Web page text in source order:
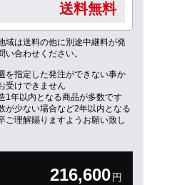
送料無料
域は送料の他に別途中継料が発
い合わせください。
を指定した発注ができない事か
受けできません
1年以内となる商品が多数です
が少ない場合など2年以内となる
ご理解賜りますようお願い致し
216,600円